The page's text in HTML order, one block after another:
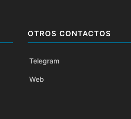
OTROS CONTACTOS
Telegram
Web